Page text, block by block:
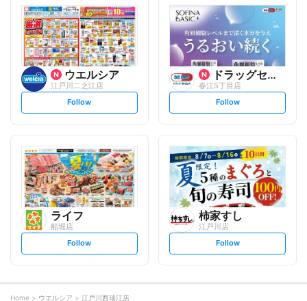
l
o
w
l
o
w
ウエルシア
江戸川二之江店
s
t
l
o
w
Follow
ドラッグセイムス
春江5丁目店
s
t
l
o
w
Follow
ライフ
船堀店
s
t
o
Follow
柿家すし
江戸川店
s
t
Follow
Home ウエルシア 江戸川西瑞江店